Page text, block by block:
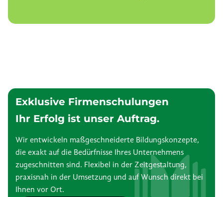
Exklusive Firmenschulungen
Ihr Erfolg ist unser Auftrag.
Wir entwickeln maßgeschneiderte Bildungskonzepte,
die exakt auf die Bedürfnisse Ihres Unternehmens
zugeschnitten sind. Flexibel in der Zeitgestaltung,
praxisnah in der Umsetzung und auf Wunsch direkt bei
Ihnen vor Ort.